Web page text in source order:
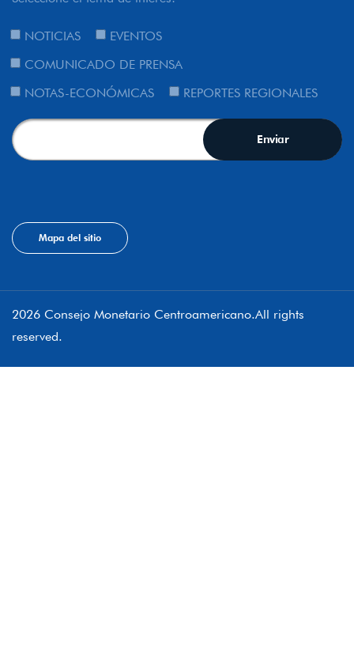
NOTICIAS
EVENTOS
COMUNICADO DE PRENSA
NOTAS-ECONÓMICAS
REPORTES REGIONALES
Mapa del sitio
2026 Consejo Monetario Centroamericano.All rights
reserved.